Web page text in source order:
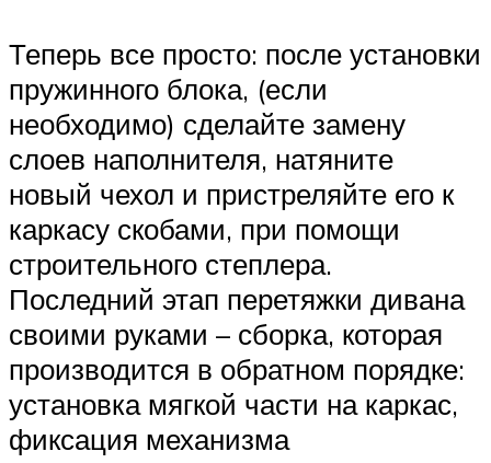
Теперь все просто: после установки
пружинного блока, (если
необходимо) сделайте замену
слоев наполнителя, натяните
новый чехол и пристреляйте его к
каркасу скобами, при помощи
строительного степлера.
Последний этап перетяжки дивана
своими руками – сборка, которая
производится в обратном порядке:
установка мягкой части на каркас,
фиксация механизма